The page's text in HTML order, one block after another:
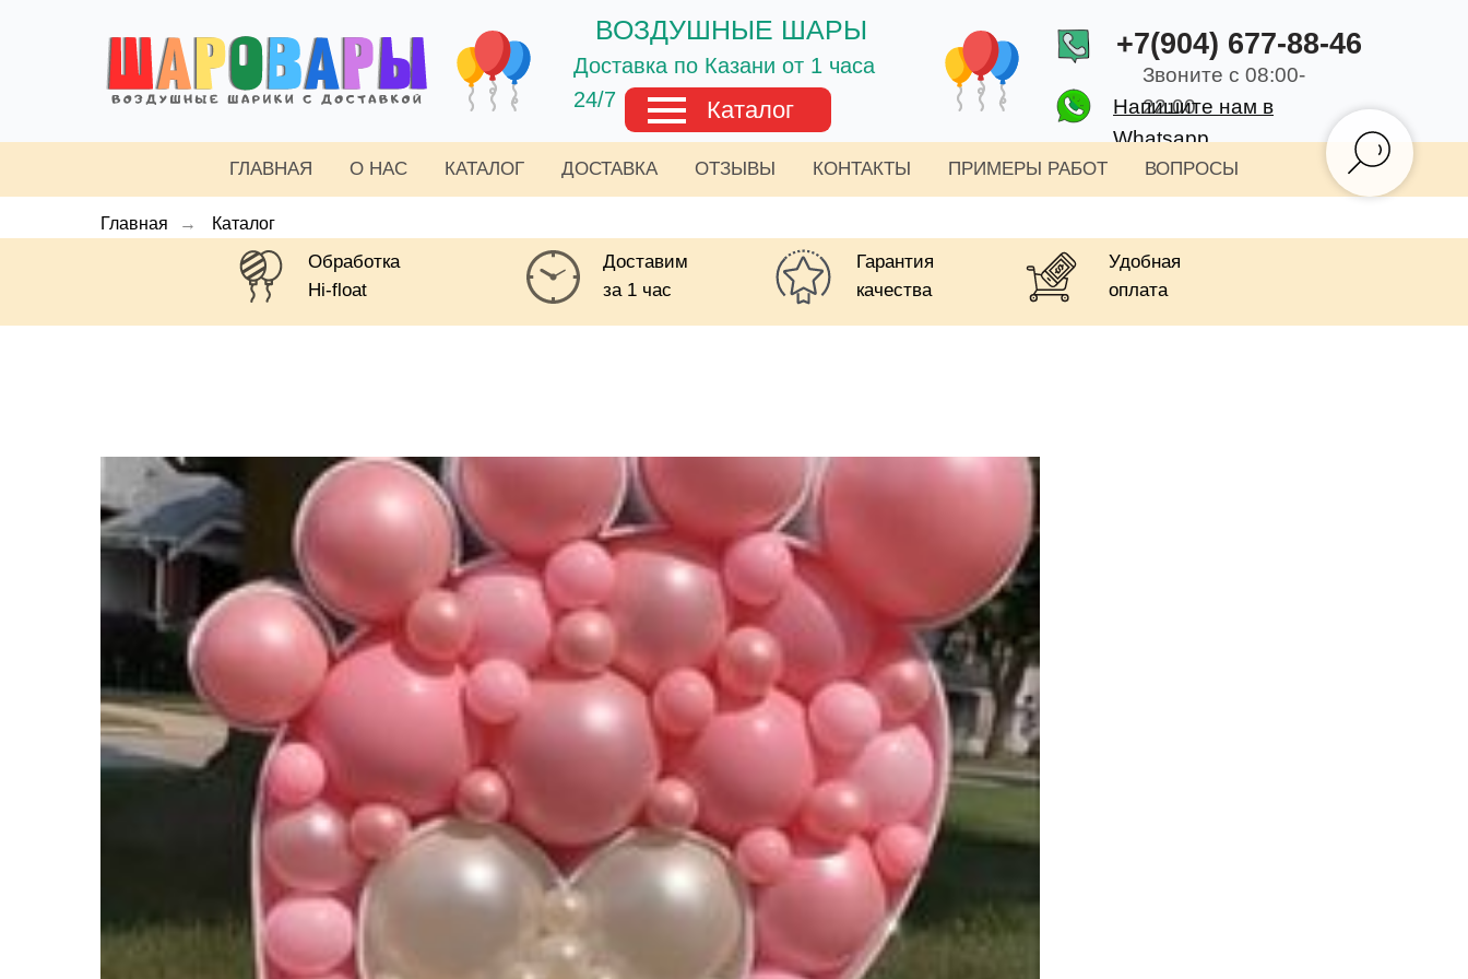
+7(904) 677-88-46
ВОЗДУШНЫЕ ШАРЫ
Доставка по Казани от 1 часа
24/7
Звоните с 08:00-
22:00
Напишите нам в
Whatsapp
Каталог
ГЛАВНАЯ О НАС КАТАЛОГ ДОСТАВКА ОТЗЫВЫ КОНТАКТЫ ПРИМЕРЫ РАБОТ ВОПРОСЫ
Главная → Каталог
Обработка
Hi-float
Доставим
за 1 час
Гарантия
качества
Удобная
оплата